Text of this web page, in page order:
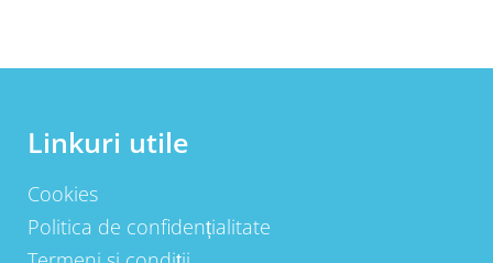
Linkuri utile
Cookies
Politica de confidențialitate